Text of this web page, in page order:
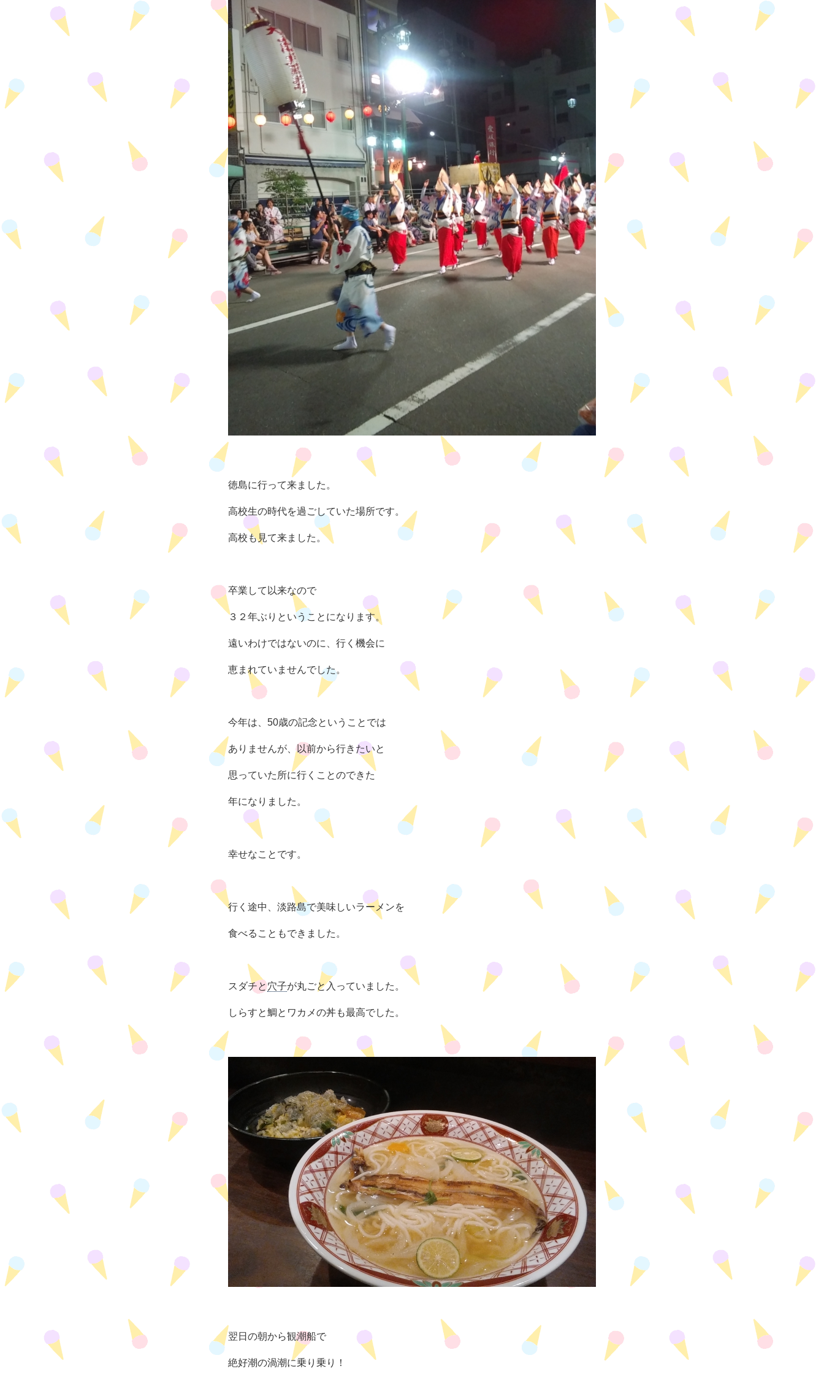
徳島に行って来ました。
高校生の時代を過ごしていた場所です。
高校も見て来ました。
卒業して以来なので
３２年ぶりということになります。
遠いわけではないのに、行く機会に
恵まれていませんでした。
今年は、50歳の記念ということでは
ありませんが、以前から行きたいと
思っていた所に行くことのできた
年になりました。
幸せなことです。
行く途中、淡路島で美味しいラーメンを
食べることもできました。
スダチと穴子が丸ごと入っていました。
しらすと鯛とワカメの丼も最高でした。
翌日の朝から観潮船で
絶好潮の渦潮に乗り乗り！